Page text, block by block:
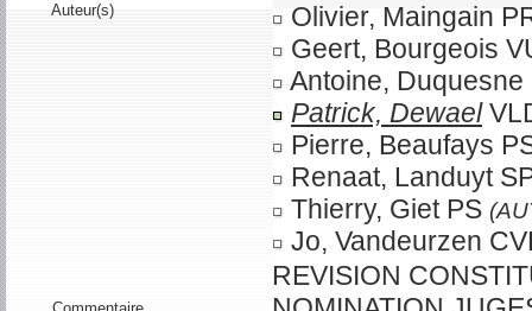
Auteur(s)
Olivier, Maingain
Geert, Bourgeois
Antoine,
Patrick, Dewael
Pierre, Beaufays
Renaat, Landuyt
Thierry, Giet PS
Jo, Vandeurzen
REVISION